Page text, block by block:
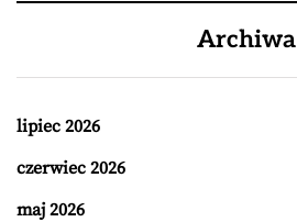
Archiwa
lipiec 2026
czerwiec 2026
maj 2026